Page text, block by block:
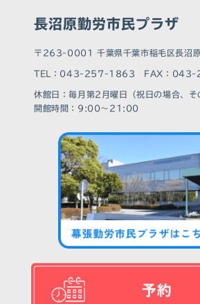
長沼原勤労市民プラザ
〒263-0001 千葉県千葉市稲毛区長沼
TEL：043-257-1863 FAX：
休館⽇：毎月第2月曜日（祝日の場合、そ
開館時間：9:00～21:00